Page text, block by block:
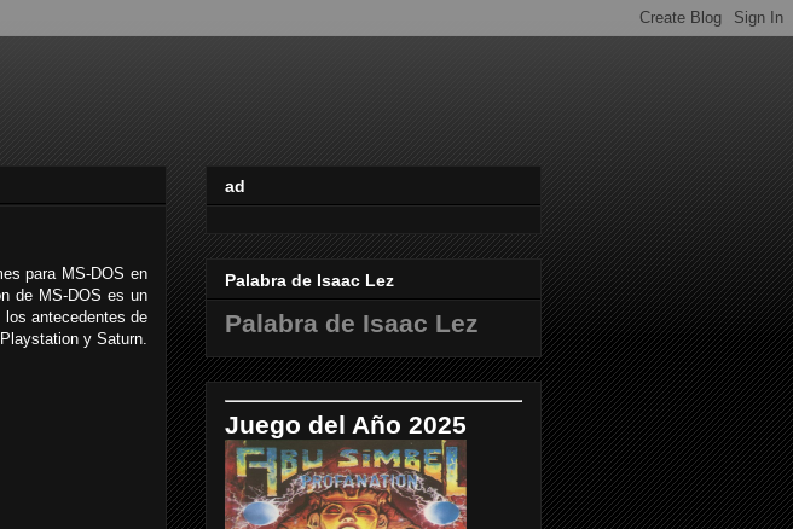
para MS-DOS en
de MS-DOS es un
antecedentes de
y Saturn.
ad
Palabra de Isaac Lez
Palabra de Isaac Lez
Juego del Año 2025